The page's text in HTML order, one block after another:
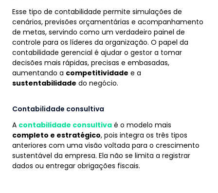
Esse tipo de contabilidade permite simulações de
cenários, previsões orçamentárias e acompanhamento
de metas, servindo como um verdadeiro painel de
controle para os líderes da organização. O papel da
contabilidade gerencial é ajudar o gestor a tomar
decisões mais rápidas, precisas e embasadas,
aumentando a competitividade e a
sustentabilidade do negócio.
Contabilidade consultiva
A contabilidade consultiva é o modelo mais
completo e estratégico, pois integra os três tipos
anteriores com uma visão voltada para o crescimento
sustentável da empresa. Ela não se limita a registrar
dados ou entregar obrigações fiscais.